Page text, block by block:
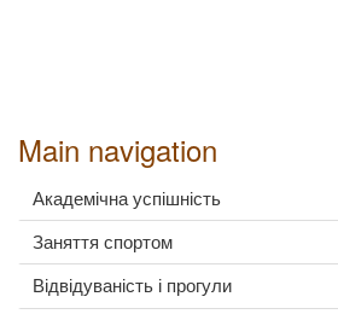
Main navigation
Академічна успішність
Заняття спортом
Відвідуваність і прогули